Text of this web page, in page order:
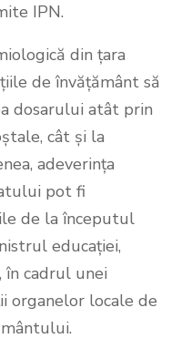
IPN.
din țara
de învățământ să
dosarului atât prin
cât și la
adeverința
pot fi
de la începutul
educației,
în cadrul unei
organelor locale de